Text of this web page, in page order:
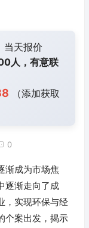
天报价
人，有意联
（添加获取
0
渐成为市场焦
逐渐走向了成
，实现环保与经
个案出发，揭示